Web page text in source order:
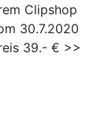
Clipshop
30.7.2020
39.- € >>